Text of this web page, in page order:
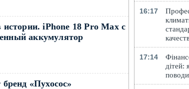
iPhone 18 Pro Max с
аккумулятор
«Пухосос»
16:17
17:14
дітей: